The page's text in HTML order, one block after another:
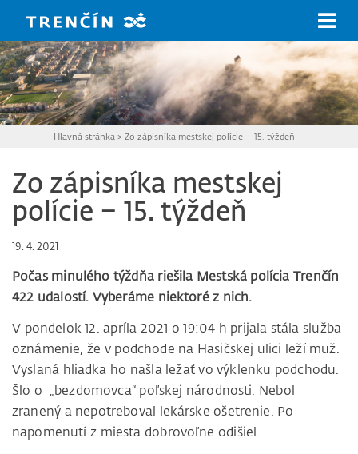
Hlavná stránka >Zo zápisníka mestskej polície – 15. týždeň
Zo zápisníka mestskej
polície – 15. týždeň
19. 4. 2021
Počas minulého týždňa riešila Mestská polícia Trenčín
422 udalostí. Vyberáme niektoré z nich.
V pondelok 12. apríla 2021 o 19:04 h prijala stála služba
oznámenie, že v podchode na Hasičskej ulici leží muž.
Vyslaná hliadka ho našla ležať vo výklenku podchodu.
Šlo o „bezdomovca“ poľskej národnosti. Nebol
zranený a nepotreboval lekárske ošetrenie. Po
napomenutí z miesta dobrovoľne odišiel.